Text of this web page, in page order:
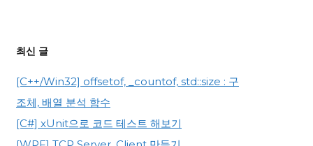
최신 글
[C++/Win32] offsetof, _countof, std::size : 구
조체, 배열 분석 함수
[C#] xUnit으로 코드 테스트 해보기